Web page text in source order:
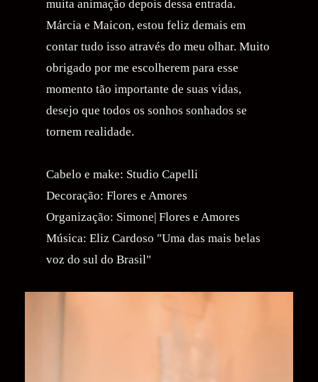
muita animação depois dessa entrada.
Márcia e Maicon, estou feliz demais em
contar tudo isso através do meu olhar. Muito
obrigado por me escolherem para esse
momento tão importante de suas vidas,
desejo que todos os sonhos sonhados se
tornem realidade.
Cabelo e make: Studio Capelli
Decoração: Flores e Amores
Organização: Simone| Flores e Amores
Música: Eliz Cardoso "Uma das mais belas
voz do sul do Brasil"